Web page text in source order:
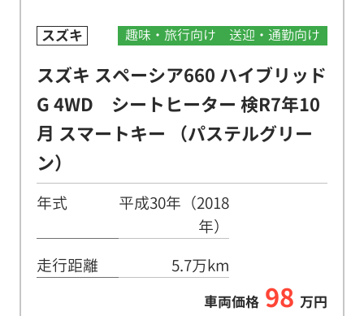
スズキ 趣味・旅行向け 送迎・通勤向け
スズキ スペーシア660 ハイブリッド
G 4WD シートヒーター 検R7年10
月 スマートキー （パステルグリー
ン）
年式
平成30年（2018
年）
走行距離
5.7万km
車両価格 98 万円